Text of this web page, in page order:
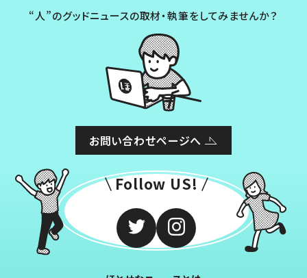
“人”のグッドニュースの取材・執筆をしてみませんか？
お問い合わせページへ
Follow US!